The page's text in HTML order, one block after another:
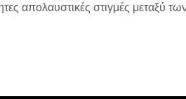
απολαυστικές στιγμές μεταξύ